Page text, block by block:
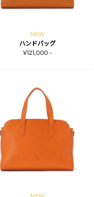
NEW
ハンドバッグ
¥121,000 -